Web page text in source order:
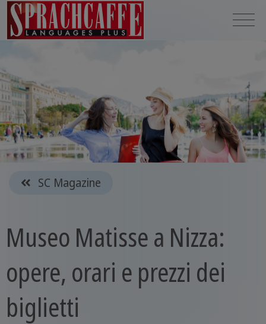
SC Magazine
Museo Matisse a Nizza:
opere, orari e prezzi dei
biglietti